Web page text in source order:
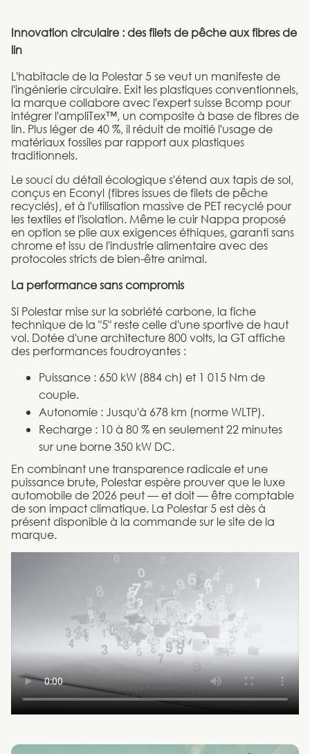
Innovation circulaire : des filets de pêche aux fibres de
lin
L'habitacle de la Polestar 5 se veut un manifeste de
l'ingénierie circulaire. Exit les plastiques conventionnels,
la marque collabore avec l'expert suisse Bcomp pour
intégrer l'ampliTex™, un composite à base de fibres de
lin. Plus léger de 40 %, il réduit de moitié l'usage de
matériaux fossiles par rapport aux plastiques
traditionnels.
Le souci du détail écologique s'étend aux tapis de sol,
conçus en Econyl (fibres issues de filets de pêche
recyclés), et à l'utilisation massive de PET recyclé pour
les textiles et l'isolation. Même le cuir Nappa proposé
en option se plie aux exigences éthiques, garanti sans
chrome et issu de l'industrie alimentaire avec des
protocoles stricts de bien-être animal.
La performance sans compromis
Si Polestar mise sur la sobriété carbone, la fiche
technique de la "5" reste celle d'une sportive de haut
vol. Dotée d'une architecture 800 volts, la GT affiche
des performances foudroyantes :
Puissance : 650 kW (884 ch) et 1 015 Nm de
couple.
Autonomie : Jusqu'à 678 km (norme WLTP).
Recharge : 10 à 80 % en seulement 22 minutes
sur une borne 350 kW DC.
En combinant une transparence radicale et une
puissance brute, Polestar espère prouver que le luxe
automobile de 2026 peut — et doit — être comptable
de son impact climatique. La Polestar 5 est dès à
présent disponible à la commande sur le site de la
marque.